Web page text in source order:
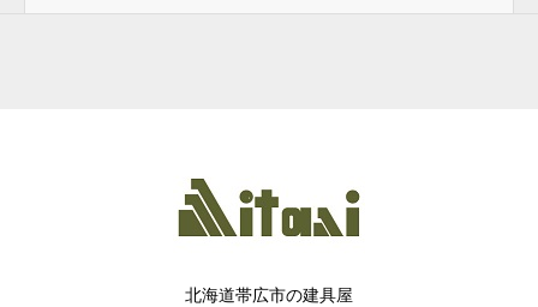
北海道帯広市の建具屋